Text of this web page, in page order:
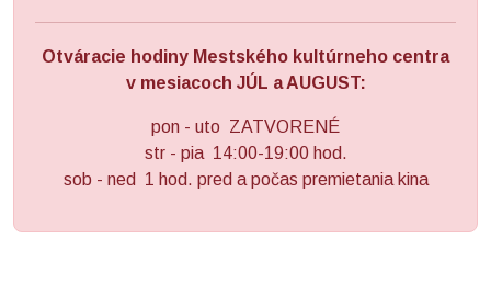
Otváracie hodiny Mestského kultúrneho centra
v mesiacoch JÚL a AUGUST:
pon - uto ZATVORENÉ
str - pia 14:00-19:00 hod.
sob - ned 1 hod. pred a počas premietania kina